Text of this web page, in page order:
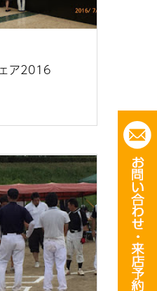
ア2016